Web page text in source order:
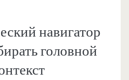
навигатор
головной